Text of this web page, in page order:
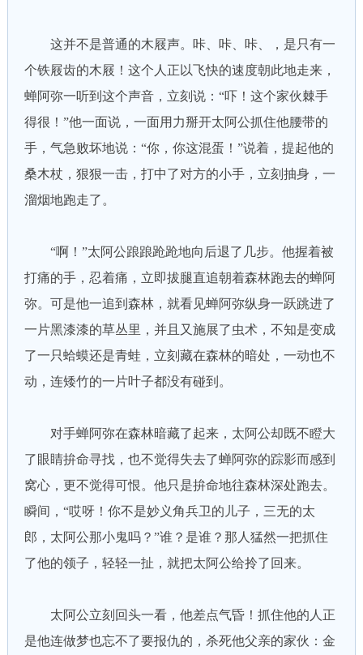
这并不是普通的木屐声。咔、咔、咔、，是只有一
个铁屐齿的木屐！这个人正以飞快的速度朝此地走来，
蝉阿弥一听到这个声音，立刻说：“吓！这个家伙棘手
得很！”他一面说，一面用力掰开太阿公抓住他腰带的
手，气急败坏地说：“你，你这混蛋！”说着，提起他的
桑木杖，狠狠一击，打中了对方的小手，立刻抽身，一
溜烟地跑走了。
“啊！”太阿公踉踉跄跄地向后退了几步。他握着被
打痛的手，忍着痛，立即拔腿直追朝着森林跑去的蝉阿
弥。可是他一追到森林，就看见蝉阿弥纵身一跃跳进了
一片黑漆漆的草丛里，并且又施展了虫术，不知是变成
了一只蛤蟆还是青蛙，立刻藏在森林的暗处，一动也不
动，连矮竹的一片叶子都没有碰到。
对手蝉阿弥在森林暗藏了起来，太阿公却既不瞪大
了眼睛拚命寻找，也不觉得失去了蝉阿弥的踪影而感到
窝心，更不觉得可恨。他只是拚命地往森林深处跑去。
瞬间，“哎呀！你不是妙义角兵卫的儿子，三无的太
郎，太阿公那小鬼吗？”谁？是谁？那人猛然一把抓住
了他的领子，轻轻一扯，就把太阿公给拎了回来。
太阿公立刻回头一看，他差点气昏！抓住他的人正
是他连做梦也忘不了要报仇的，杀死他父亲的家伙：金